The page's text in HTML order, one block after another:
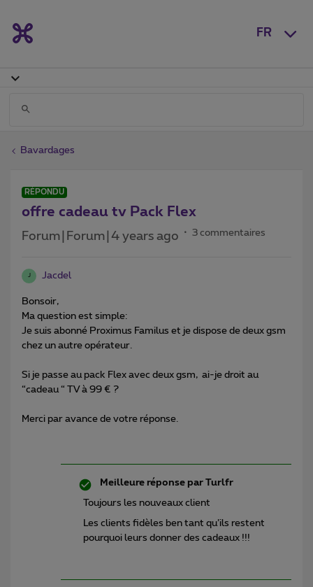
FR
Bavardages
RÉPONDU
offre cadeau tv Pack Flex
Forum|Forum|4 years ago 3 commentaires
J Jacdel
Bonsoir,
Ma question est simple:
Je suis abonné Proximus Familus et je dispose de deux gsm
chez un autre opérateur.
Si je passe au pack Flex avec deux gsm, ai-je droit au
“cadeau “ TV à 99 € ?
Merci par avance de votre réponse.
Meilleure réponse par Turlfr
Toujours les nouveaux client
Les clients fidèles ben tant qu’ils restent
pourquoi leurs donner des cadeaux !!!